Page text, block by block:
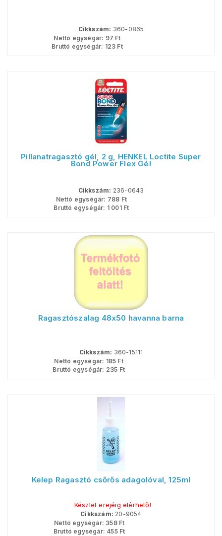
Cikkszám: 360-0865
Nettó egységár: 97 Ft
Bruttó egységár: 123 Ft
Pillanatragasztó gél, 2 g, HENKEL Loctite Super
Bond Power Flex Gél
Cikkszám: 236-0643
Nettó egységár: 788 Ft
Bruttó egységár: 1 001Ft
Ragasztószalag 48x50 havanna barna
Cikkszám: 360-15111
Nettó egységár: 185 Ft
Bruttó egységár: 235 Ft
Kelep Ragasztó csőrős adagolóval, 125ml
Készlet erejéig elérhető!
Cikkszám: 20-9054
Nettó egységár: 358Ft
Bruttó egységár: 455Ft